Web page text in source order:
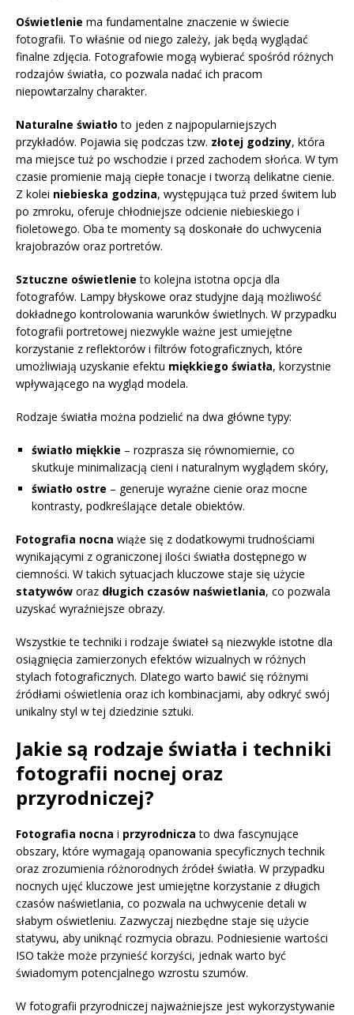
Oświetlenie ma fundamentalne znaczenie w świecie
fotografii. To właśnie od niego zależy, jak będą wyglądać
finalne zdjęcia. Fotografowie mogą wybierać spośród różnych
rodzajów światła, co pozwala nadać ich pracom
niepowtarzalny charakter.
Naturalne światło to jeden z najpopularniejszych
przykładów. Pojawia się podczas tzw. złotej godziny, która
ma miejsce tuż po wschodzie i przed zachodem słońca. W tym
czasie promienie mają ciepłe tonacje i tworzą delikatne cienie.
Z kolei niebieska godzina, występująca tuż przed świtem lub
po zmroku, oferuje chłodniejsze odcienie niebieskiego i
fioletowego. Oba te momenty są doskonałe do uchwycenia
krajobrazów oraz portretów.
Sztuczne oświetlenie to kolejna istotna opcja dla
fotografów. Lampy błyskowe oraz studyjne dają możliwość
dokładnego kontrolowania warunków świetlnych. W przypadku
fotografii portretowej niezwykle ważne jest umiejętne
korzystanie z reflektorów i filtrów fotograficznych, które
umożliwiają uzyskanie efektu miękkiego światła, korzystnie
wpływającego na wygląd modela.
Rodzaje światła można podzielić na dwa główne typy:
światło miękkie – rozprasza się równomiernie, co
skutkuje minimalizacją cieni i naturalnym wyglądem skóry,
światło ostre – generuje wyraźne cienie oraz mocne
kontrasty, podkreślające detale obiektów.
Fotografia nocna wiąże się z dodatkowymi trudnościami
wynikającymi z ograniczonej ilości światła dostępnego w
ciemności. W takich sytuacjach kluczowe staje się użycie
statywów oraz długich czasów naświetlania, co pozwala
uzyskać wyraźniejsze obrazy.
Wszystkie te techniki i rodzaje świateł są niezwykle istotne dla
osiągnięcia zamierzonych efektów wizualnych w różnych
stylach fotograficznych. Dlatego warto bawić się różnymi
źródłami oświetlenia oraz ich kombinacjami, aby odkryć swój
unikalny styl w tej dziedzinie sztuki.
Jakie są rodzaje światła i techniki
fotografii nocnej oraz
przyrodniczej?
Fotografia nocna i przyrodnicza to dwa fascynujące
obszary, które wymagają opanowania specyficznych technik
oraz zrozumienia różnorodnych źródeł światła. W przypadku
nocnych ujęć kluczowe jest umiejętne korzystanie z długich
czasów naświetlania, co pozwala na uchwycenie detali w
słabym oświetleniu. Zazwyczaj niezbędne staje się użycie
statywu, aby uniknąć rozmycia obrazu. Podniesienie wartości
ISO także może przynieść korzyści, jednak warto być
świadomym potencjalnego wzrostu szumów.
W fotografii przyrodniczej najważniejsze jest wykorzystywanie